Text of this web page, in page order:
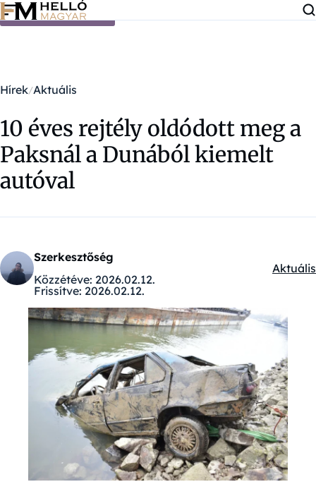
Ugrás a tartalomra
Hírek Aktuális
10 éves rejtély oldódott meg a
Paksnál a Dunából kiemelt
autóval
Szerkesztőség
Közzétéve: 2026.02.12.
Frissítve: 2026.02.12.
Aktuális